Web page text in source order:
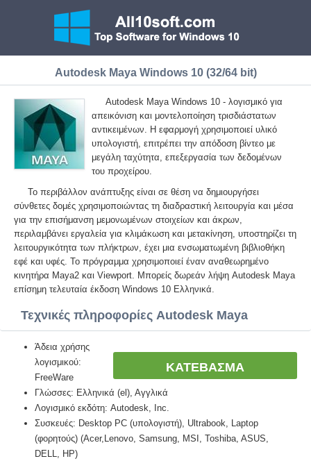
Autodesk Maya Windows 10 (32/64 bit)
Autodesk Maya Windows 10 - λογισμικό για
απεικόνιση και μοντελοποίηση τρισδιάστατων
αντικειμένων. Η εφαρμογή χρησιμοποιεί υλικό
υπολογιστή, επιτρέπει την απόδοση βίντεο με
μεγάλη ταχύτητα, επεξεργασία των δεδομένων
του προχείρου.
Το περιβάλλον ανάπτυξης είναι σε θέση να δημιουργήσει
σύνθετες δομές χρησιμοποιώντας τη διαδραστική λειτουργία και μέσα
για την επισήμανση μεμονωμένων στοιχείων και άκρων,
περιλαμβάνει εργαλεία για κλιμάκωση και μετακίνηση, υποστηρίζει τη
λειτουργικότητα των πλήκτρων, έχει μια ενσωματωμένη βιβλιοθήκη
εφέ και υφές. Το πρόγραμμα χρησιμοποιεί έναν αναθεωρημένο
κινητήρα Maya2 και Viewport. Μπορείς δωρεάν λήψη Autodesk Maya
επίσημη τελευταία έκδοση Windows 10 Ελληνικά.
Τεχνικές πληροφορίες Autodesk Maya
ΚΑΤΕΒΑΣΜΑ
Άδεια χρήσης
λογισμικού:
FreeWare
Γλώσσες: Ελληνικά (el), Αγγλικά
Λογισμικό εκδότη: Autodesk, Inc.
Συσκευές: Desktop PC (υπολογιστή), Ultrabook, Laptop
(φορητούς) (Acer,Lenovo, Samsung, MSI, Toshiba, ASUS,
DELL, HP)